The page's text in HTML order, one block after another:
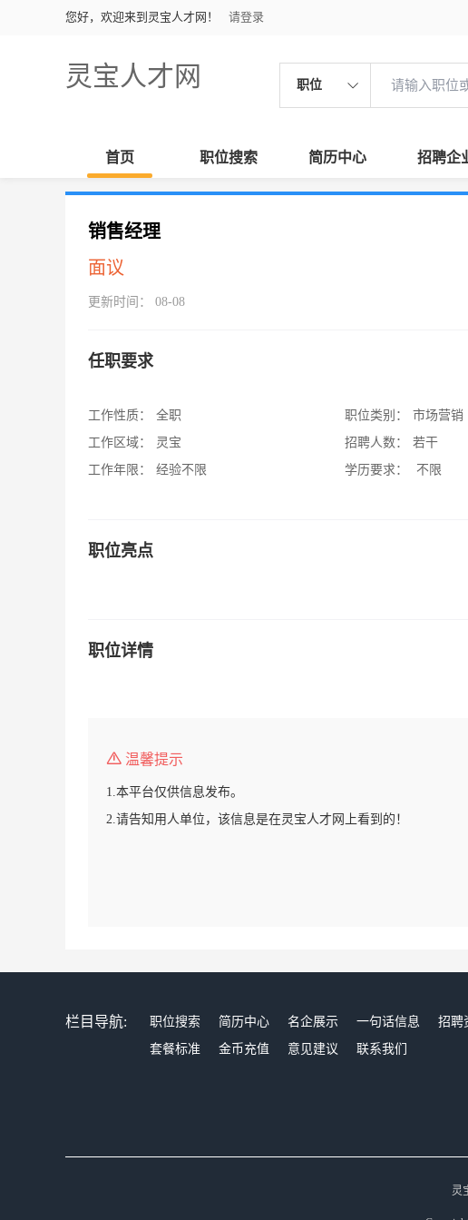
您好，欢迎来到灵宝人才网！ 请登录
灵宝人才网 职位
首页 职位搜索 简历中心 招聘企
销售经理
面议
更新时间： 08-08
任职要求
工作性质：
全职
工作区域：
灵宝
工作年限：
经验不限
职位类别：
市场营销
招聘人数：
若干
学历要求：
不限
职位亮点
职位详情
温馨提示
1.本平台仅供信息发布。
2.请告知用人单位，该信息是在灵宝人才网上看到的！
栏目导航: 职位搜索 简历中心 名企展示 一句话信息 招聘
套餐标准
金币充值 意见建议 联系我们
灵